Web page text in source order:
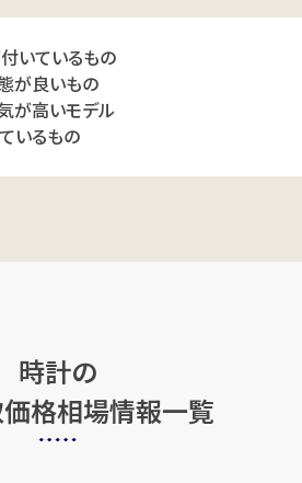
今すぐ査定金額をお伝えいた
いているもの
が良いもの
が高いモデル
いるもの
時計の
格相場情報一覧